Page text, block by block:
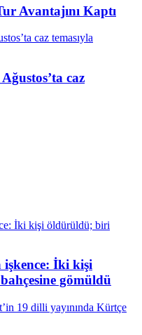
Avantajını Kaptı
caz
İki kişi
gömüldü